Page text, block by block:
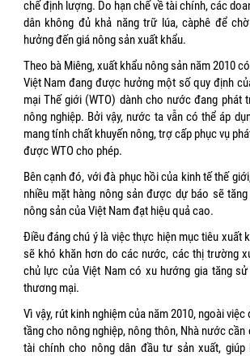
chế định lượng. Do hạn chế về tài chính, các
dân không đủ khả năng trữ lúa, càphê để
hưởng đến giá nông sản xuất khẩu.
Theo bà Miêng, xuất khẩu nông sản năm 2010
Việt Nam đang được hưởng một số quy định
mại Thế giới (WTO) dành cho nước đang phát
nông nghiệp. Bởi vậy, nước ta vẫn có thể áp
mang tính chất khuyến nông, trợ cấp phục vụ
được WTO cho phép.
Bên cạnh đó, với đà phục hồi của kinh tế thế
nhiều mặt hàng nông sản được dự báo sẽ
nông sản của Việt Nam đạt hiệu quả cao.
Điều đáng chú ý là việc thực hiện mục tiêu xuất
sẽ khó khăn hơn do các nước, các thị trường
chủ lực của Việt Nam có xu hướng gia tăng
thương mại.
Vì vậy, rút kinh nghiệm của năm 2010, ngoài
tầng cho nông nghiệp, nông thôn, Nhà nước
tài chính cho nông dân đầu tư sản xuất, giúp